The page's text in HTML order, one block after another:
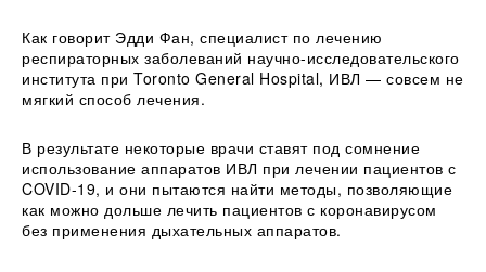
Как говорит Эдди Фан, специалист по лечению
респираторных заболеваний научно-исследовательского
института при Toronto General Hospital, ИВЛ — совсем не
мягкий способ лечения.
В результате некоторые врачи ставят под сомнение
использование аппаратов ИВЛ при лечении пациентов с
COVID-19, и они пытаются найти методы, позволяющие
как можно дольше лечить пациентов с коронавирусом
без применения дыхательных аппаратов.